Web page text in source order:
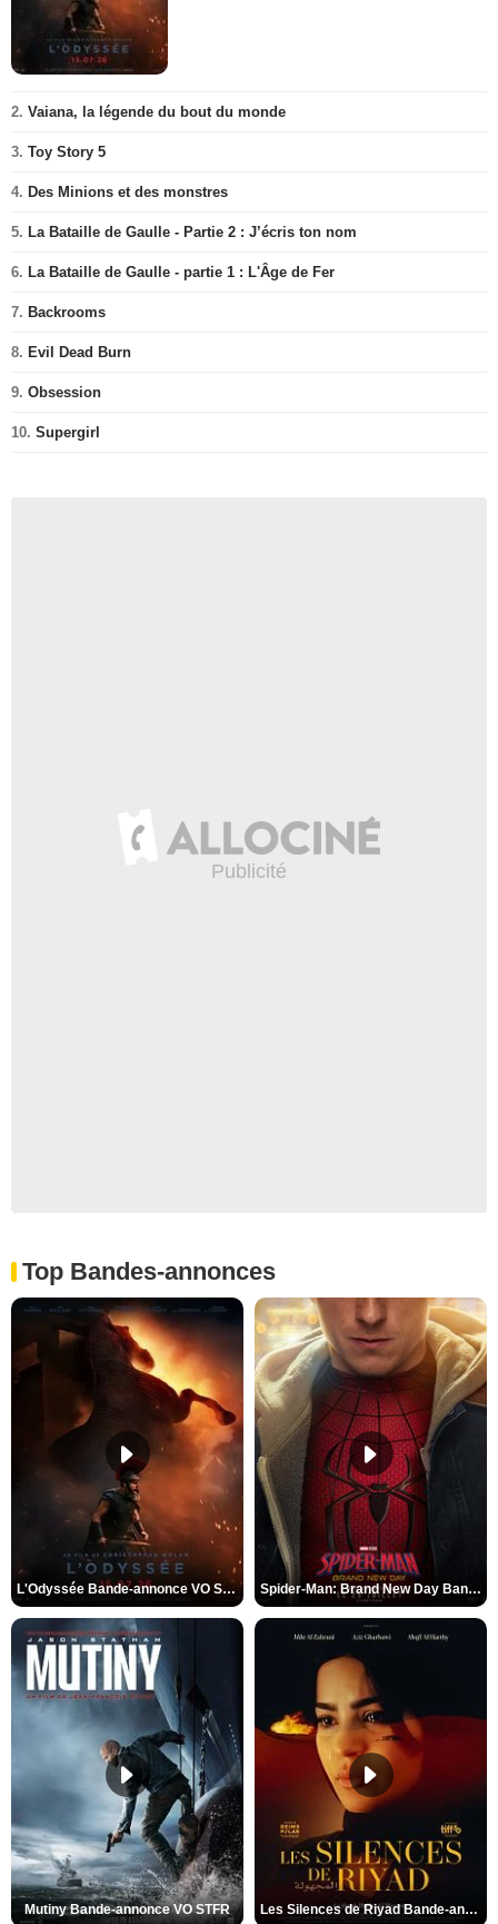
2. Vaiana, la légende du bout du monde
3. Toy Story 5
4. Des Minions et des monstres
5. La Bataille de Gaulle - Partie 2 : J’écris ton nom
6. La Bataille de Gaulle - partie 1 : L'Âge de Fer
7. Backrooms
8. Evil Dead Burn
9. Obsession
10. Supergirl
Top Bandes-annonces
L'Odyssée Bande-annonce VO STFR Spider-Man: Brand New Day Bande-annonce VO STFR
Mutiny Bande-annonce VO STFR Les Silences de Riyad Bande-annonce VO STFR